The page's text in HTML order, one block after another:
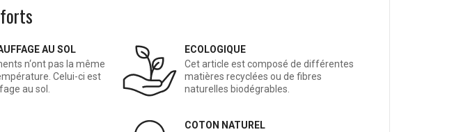
AU SOL
n‘ont pas la même
Celui-ci est
au sol.
ECOLOGIQUE
Cet article est composé de différentes
matières recyclées ou de fibres
naturelles biodégrables.
COTON NATUREL